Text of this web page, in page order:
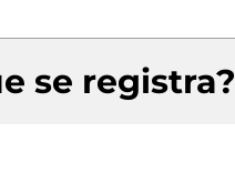
se registra?